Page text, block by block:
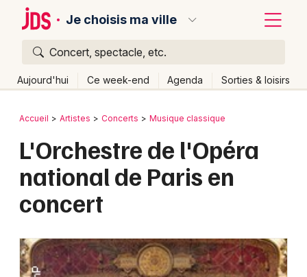
Je choisis ma ville
Concert, spectacle, etc.
Aujourd'hui Ce week-end Agenda Sorties & loisirs
Publier un événement
Grands événements
Activité & Expérience
Manifestations
Bordeaux
Colmar
Lille
Marseille
Retour
Accueil Artistes Concerts Musique classique
L'Orchestre de l'Opéra
national de Paris en
concert
Quoi ?
Où ?
Quand ?
Effacer les dates
Aujourd'hui
Demain Ce week-end Autre